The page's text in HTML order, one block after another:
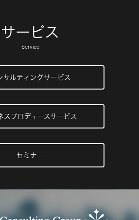
サービス
Service
サルティングサービス
スプロデュースサービス
セミナー